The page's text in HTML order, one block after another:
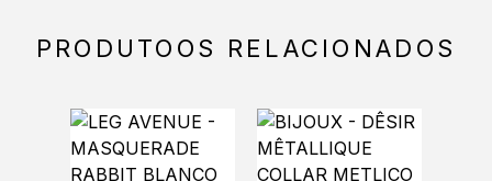
PRODUTOOS RELACIONADOS